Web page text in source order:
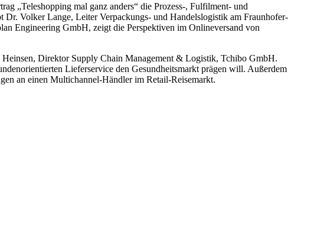
„Teleshopping mal ganz anders“ die Prozess-, Fulfilment- und
Volker Lange, Leiter Verpackungs- und Handelslogistik am Fraunhofer-
Engineering GmbH, zeigt die Perspektiven im Onlineversand von
Direktor Supply Chain Management & Logistik, Tchibo GmbH.
Lieferservice den Gesundheitsmarkt prägen will. Außerdem
an einen Multichannel-Händler im Retail-Reisemarkt.